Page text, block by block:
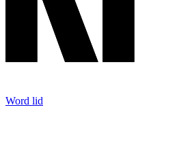
Word lid